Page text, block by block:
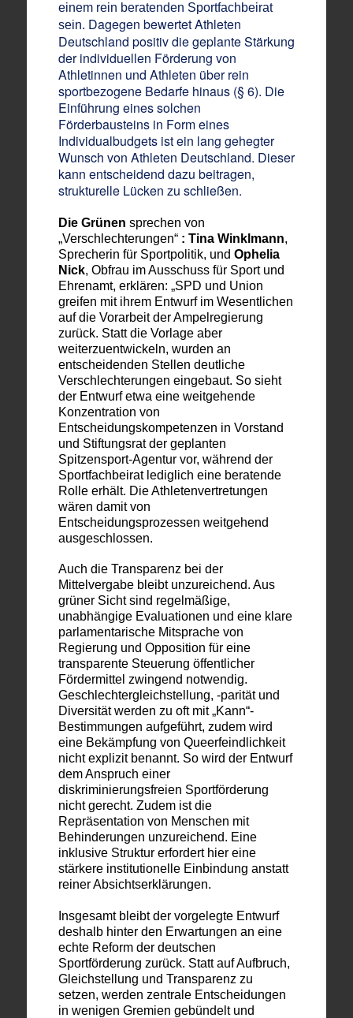
einem rein beratenden Sportfachbeirat
sein. Dagegen bewertet Athleten
Deutschland positiv die geplante Stärkung
der individuellen Förderung von
Athletinnen und Athleten über rein
sportbezogene Bedarfe hinaus (§ 6). Die
Einführung eines solchen
Förderbausteins in Form eines
Individualbudgets ist ein lang gehegter
Wunsch von Athleten Deutschland. Dieser
kann entscheidend dazu beitragen,
strukturelle Lücken zu schließen.
Die Grünen sprechen von
„Verschlechterungen“ : Tina Winklmann,
Sprecherin für Sportpolitik, und Ophelia
Nick, Obfrau im Ausschuss für Sport und
Ehrenamt, erklären: „SPD und Union
greifen mit ihrem Entwurf im Wesentlichen
auf die Vorarbeit der Ampelregierung
zurück. Statt die Vorlage aber
weiterzuentwickeln, wurden an
entscheidenden Stellen deutliche
Verschlechterungen eingebaut. So sieht
der Entwurf etwa eine weitgehende
Konzentration von
Entscheidungskompetenzen in Vorstand
und Stiftungsrat der geplanten
Spitzensport-Agentur vor, während der
Sportfachbeirat lediglich eine beratende
Rolle erhält. Die Athletenvertretungen
wären damit von
Entscheidungsprozessen weitgehend
ausgeschlossen.
Auch die Transparenz bei der
Mittelvergabe bleibt unzureichend. Aus
grüner Sicht sind regelmäßige,
unabhängige Evaluationen und eine klare
parlamentarische Mitsprache von
Regierung und Opposition für eine
transparente Steuerung öffentlicher
Fördermittel zwingend notwendig.
Geschlechtergleichstellung, -parität und
Diversität werden zu oft mit „Kann“-
Bestimmungen aufgeführt, zudem wird
eine Bekämpfung von Queerfeindlichkeit
nicht explizit benannt. So wird der Entwurf
dem Anspruch einer
diskriminierungsfreien Sportförderung
nicht gerecht. Zudem ist die
Repräsentation von Menschen mit
Behinderungen unzureichend. Eine
inklusive Struktur erfordert hier eine
stärkere institutionelle Einbindung anstatt
reiner Absichtserklärungen.
Insgesamt bleibt der vorgelegte Entwurf
deshalb hinter den Erwartungen an eine
echte Reform der deutschen
Sportförderung zurück. Statt auf Aufbruch,
Gleichstellung und Transparenz zu
setzen, werden zentrale Entscheidungen
in wenigen Gremien gebündelt und